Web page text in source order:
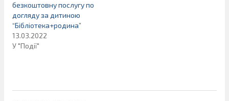
безкоштовну послугу по
догляду за дитиною
“Бібліотека+родина”
13.03.2022
У "Події"